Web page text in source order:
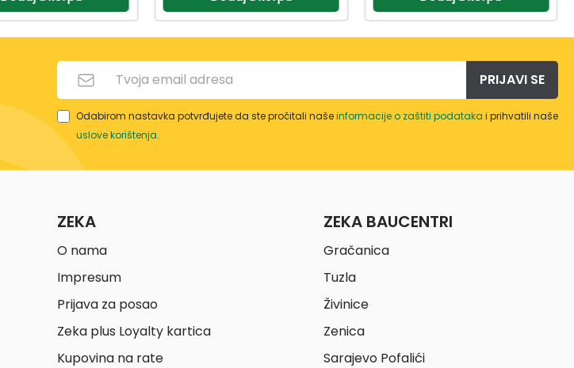
PRIJAVI SE
Odabirom nastavka potvrđujete da ste pročitali našeinformacije o zaštiti podataka i prihvatili naše
uslove korištenja.
ZEKA
O nama
Impresum
Prijava za posao
Zeka plus Loyalty kartica
Kupovina na rate
ZEKA BAUCENTRI
Gračanica
Tuzla
Živinice
Zenica
Sarajevo Pofalići